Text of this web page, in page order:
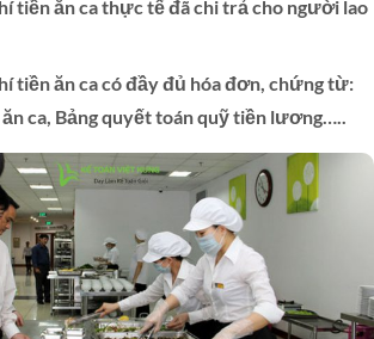
tiền ăn ca thực tế đã chi trả cho người lao
tiền ăn ca có đầy đủ hóa đơn, chứng từ:
ăn ca, Bảng quyết toán quỹ tiền lương…..